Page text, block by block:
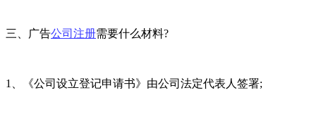
三、广告公司注册需要什么材料?
1、《公司设立登记申请书》由公司法定代表人签署;